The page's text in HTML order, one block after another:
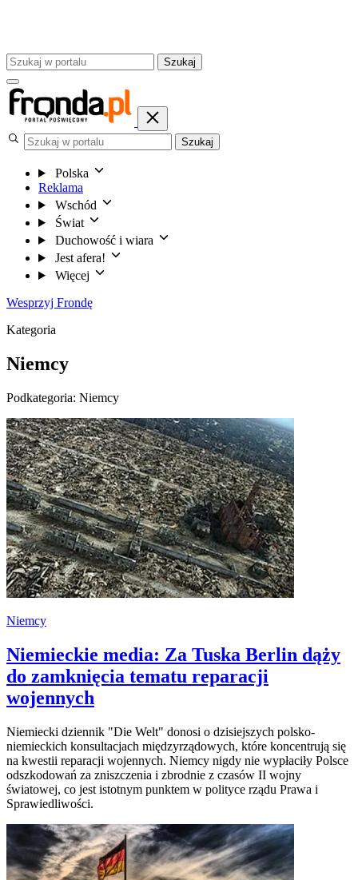
Szukaj
Szukaj
Polska
Reklama
Wschód
Świat
Duchowość i wiara
Jest afera!
Więcej
Wesprzyj Frondę
Kategoria
Niemcy
Podkategoria: Niemcy
Niemcy
Niemieckie media: Za Tuska Berlin dąży
do zamknięcia tematu reparacji
wojennych
Niemiecki dziennik "Die Welt" donosi o dzisiejszych polsko-
niemieckich konsultacjach międzyrządowych, które koncentrują się
na kwestii reparacji wojennych. Niemcy nigdy nie wypłaciły Polsce
odszkodowań za zniszczenia i zbrodnie z czasów II wojny
światowej, co jest istotnym punktem w polityce rządu Prawa i
Sprawiedliwości.